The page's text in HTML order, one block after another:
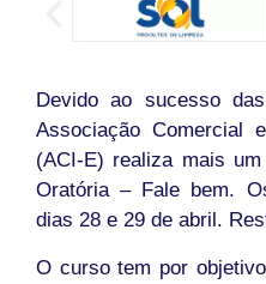
Devido ao sucesso
Associação Comercial
(ACI-E) realiza mais
Oratória – Fale bem.
dias 28 e 29 de abril.
O curso tem por